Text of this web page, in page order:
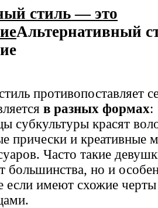
стиль — это
Альтернативный
противопоставляет
в разных формах:
субкультуры красят
прически и креативные
Часто такие
большинства, но и
если имеют схожие